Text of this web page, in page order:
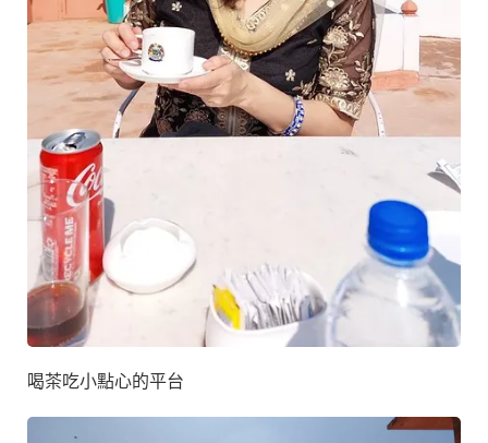
喝茶吃小點心的平台